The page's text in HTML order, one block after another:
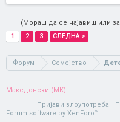
(Мораш да се најавиш или
1
2 3 СЛЕДНА >
Форум Семејство
Македонски (MK)
Пријави злоупотреба
Forum software by XenForo™